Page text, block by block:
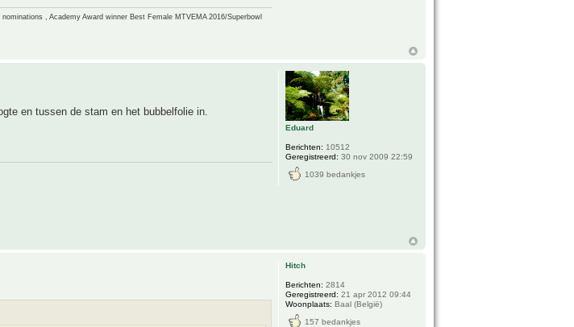
, Academy Award winner Best Female MTVEMA 2016/Superbowl
en tussen de stam en het bubbelfolie in.
Eduard
Berichten: 10512
Geregistreerd: 30 nov 2009 22:59
1039 bedankjes
Hitch
Berichten: 2814
Geregistreerd: 21 apr 2012 09:44
Woonplaats: Baal (België)
157 bedankjes